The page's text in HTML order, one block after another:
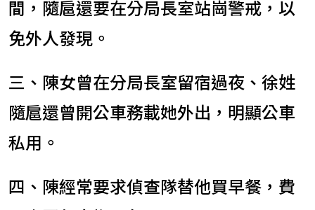
間，隨扈還要在分局長室站崗警戒，以
免外人發現。
三、陳女曾在分局長室留宿過夜、徐姓
隨扈還曾開公車務載她外出，明顯公車
私用。
四、陳經常要求偵查隊替他買早餐，費